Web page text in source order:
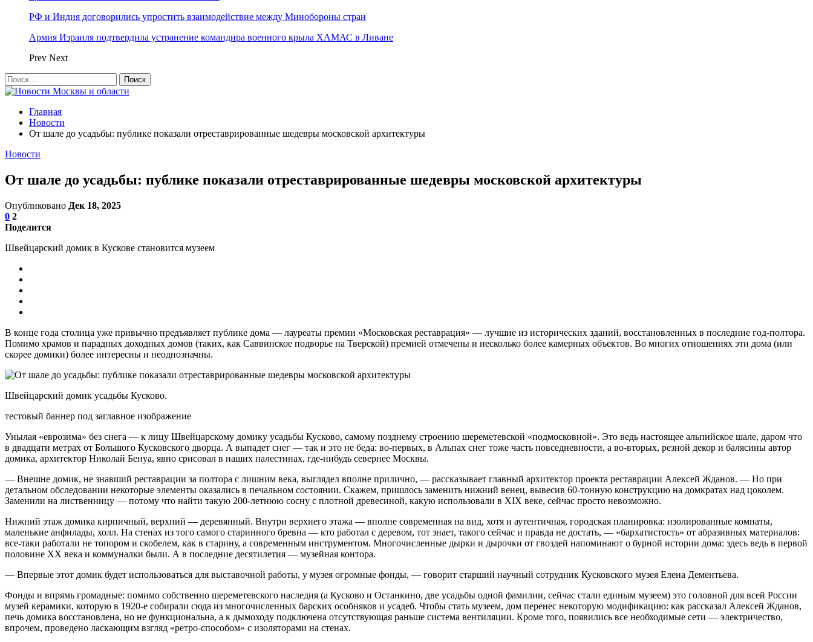
РФ и Индия договорились упростить взаимодействие между Минобороны стран
Армия Израиля подтвердила устранение командира военного крыла ХАМАС в Ливане
Prev Next
Главная
Новости
От шале до усадьбы: публике показали отреставрированные шедевры московской архитектуры
Новости
От шале до усадьбы: публике показали отреставрированные шедевры московской архитектуры
Опубликовано Дек 18, 2025
0 2
Поделится
Швейцарский домик в Кускове становится музеем
В конце года столица уже привычно предъявляет публике дома — лауреаты премии «Московская реставрация» — лучшие из исторических зданий, восстановленных в последние год-полтора.
Помимо храмов и парадных доходных домов (таких, как Саввинское подворье на Тверской) премией отмечены и несколько более камерных объектов. Во многих отношениях эти дома (или
скорее домики) более интересны и неоднозначны.
Швейцарский домик усадьбы Кусково.
тестовый баннер под заглавное изображение
Унылая «еврозима» без снега — к лицу Швейцарскому домику усадьбы Кусково, самому позднему строению шереметевской «подмосковной». Это ведь настоящее альпийское шале, даром что
в двадцати метрах от Большого Кусковского дворца. А выпадет снег — так и это не беда: во-первых, в Альпах снег тоже часть повседневности, а во-вторых, резной декор и балясины автор
домика, архитектор Николай Бенуа, явно срисовал в наших палестинах, где-нибудь севернее Москвы.
— Внешне домик, не знавший реставрации за полтора с лишним века, выглядел вполне прилично, — рассказывает главный архитектор проекта реставрации Алексей Жданов. — Но при
детальном обследовании некоторые элементы оказались в печальном состоянии. Скажем, пришлось заменить нижний венец, вывесив 60-тонную конструкцию на домкратах над цоколем.
Заменили на лиственницу — потому что найти такую 200-летнюю сосну с плотной древесиной, какую использовали в XIX веке, сейчас просто невозможно.
Нижний этаж домика кирпичный, верхний — деревянный. Внутри верхнего этажа — вполне современная на вид, хотя и аутентичная, городская планировка: изолированные комнаты,
маленькие анфилады, холл. На стенах из того самого старинного бревна — кто работал с деревом, тот знает, такого сейчас и правда не достать, — «бархатистость» от абразивных материалов:
все-таки работали не топором и скобелем, как в старину, а современным инструментом. Многочисленные дырки и дырочки от гвоздей напоминают о бурной истории дома: здесь ведь в первой
половине ХХ века и коммуналки были. А в последние десятилетия — музейная контора.
— Впервые этот домик будет использоваться для выставочной работы, у музея огромные фонды, — говорит старший научный сотрудник Кусковского музея Елена Дементьева.
Фонды и впрямь громадные: помимо собственно шереметевского наследия (а Кусково и Останкино, две усадьбы одной фамилии, сейчас стали единым музеем) это головной для всей России
музей керамики, которую в 1920-е собирали сюда из многочисленных барских особняков и усадеб. Чтобы стать музеем, дом перенес некоторую модификацию: как рассказал Алексей Жданов,
печь домика восстановлена, но не функциональна, а к дымоходу подключена отсутствующая раньше система вентиляции. Кроме того, появились все необходимые сети — электричество,
впрочем, проведено ласкающим взгляд «ретро-способом» с изоляторами на стенах.